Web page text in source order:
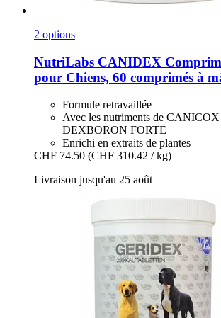
2 options
NutriLabs CANIDEX
pour Chiens, 60 comprimés à
Formule retravaillée
Avec les nutriments de
DEXBORON FORTE
Enrichi en extraits de plantes
CHF 74.50 (CHF 310.42 / kg)
Livraison jusqu'au 25 août